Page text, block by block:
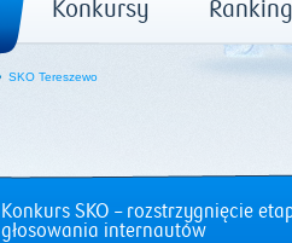
Konkursy
SKO Tereszewo
Konkurs SKO – rozstrzygnięcie
głosowania internautów